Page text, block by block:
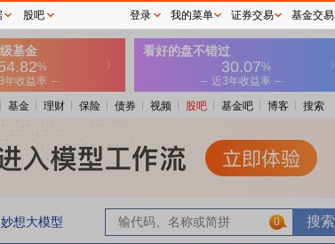
基金 理财 保险 债券 视频 股吧 基金吧 博客 搜索
妙想大模型 0
股吧 登录 我的菜单 证券交易 基金交易